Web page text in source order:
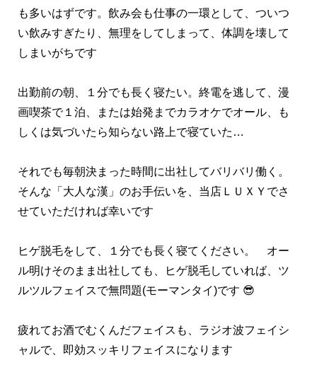
も多いはずです。飲み会も仕事の一環として、ついつ
い飲みすぎたり、無理をしてしまって、体調を壊して
しまいがちです
出勤前の朝、１分でも長く寝たい。終電を逃して、漫
画喫茶で１泊、または始発までカラオケでオール、も
しくは気づいたら知らない路上で寝ていた…
それでも毎朝決まった時間に出社してバリバリ働く。
そんな「大人な漢」のお手伝いを、当店ＬＵＸＹでさ
せていただければ幸いです
ヒゲ脱毛をして、１分でも長く寝てください。 オー
ル明けそのまま出社しても、ヒゲ脱毛していれば、ツ
ルツルフェイスで無問題(モーマンタイ)です 😎
疲れてお酒でむくんだフェイスも、ラジオ波フェイシ
ャルで、即効スッキリフェイスになります